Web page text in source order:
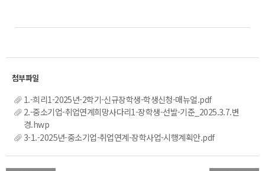
1.-희리1-2025년-2학기-신규장학생-학생신청-매뉴얼.pdf
2.-중소기업-취업연계희망사다리1-장학생-선발-기준_2025.3.7.변
경.hwp
3-1.-2025년-중소기업-취업연계-장학사업-시행계획안.pdf